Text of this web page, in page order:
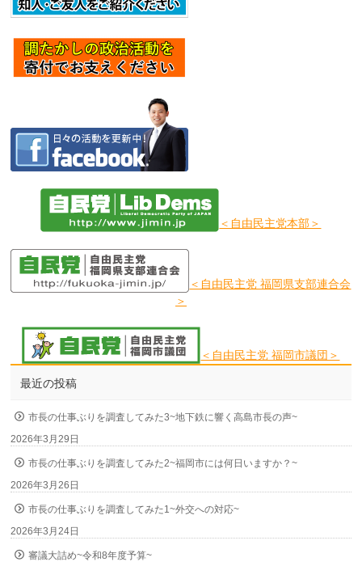
＜自由民主党本部＞
＜自由民主党 福岡県支部連合会
＞
＜自由民主党 福岡市議団＞
最近の投稿
市長の仕事ぶりを調査してみた3~地下鉄に響く高島市長の声~
2026年3月29日
市長の仕事ぶりを調査してみた2~福岡市には何日いますか？~
2026年3月26日
市長の仕事ぶりを調査してみた1~外交への対応~
2026年3月24日
審議大詰め~令和8年度予算~